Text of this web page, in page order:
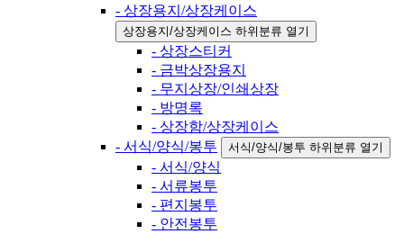
- 상장용지/상장케이스
상장용지/상장케이스 하위분류 열기
- 상장스티커
- 금박상장용지
- 무지상장/인쇄상장
- 방명록
- 상장함/상장케이스
- 서식/양식/봉투
서식/양식/봉투 하위분류 열기
- 서식/양식
- 서류봉투
- 편지봉투
- 안전봉투